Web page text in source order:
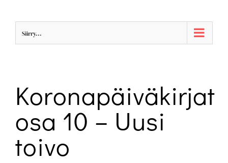
Siirry...
Koronapäiväkirjat
osa 10 – Uusi
toivo